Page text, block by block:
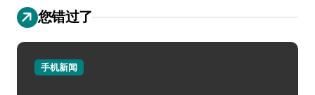
您错过了
手机新闻